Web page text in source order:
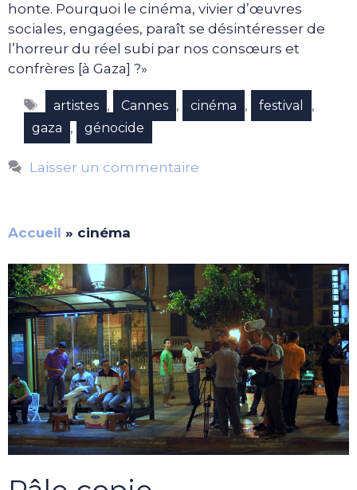
honte. Pourquoi le cinéma, vivier d’œuvres
sociales, engagées, paraît se désintéresser de
l’horreur du réel subi par nos consœurs et
confrères [à Gaza] ?»
Étiquettes
artistes , Cannes , cinéma , festival ,
gaza , génocide
Laisser un commentaire
Accueil » cinéma